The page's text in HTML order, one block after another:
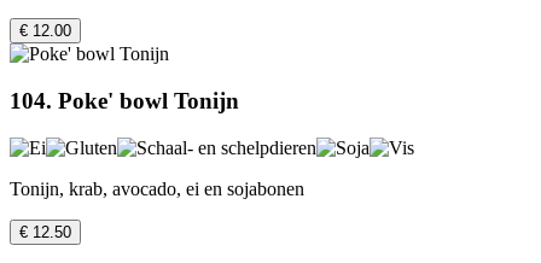
€ 12.00
104. Poke' bowl Tonijn
Tonijn, krab, avocado, ei en sojabonen
€ 12.50